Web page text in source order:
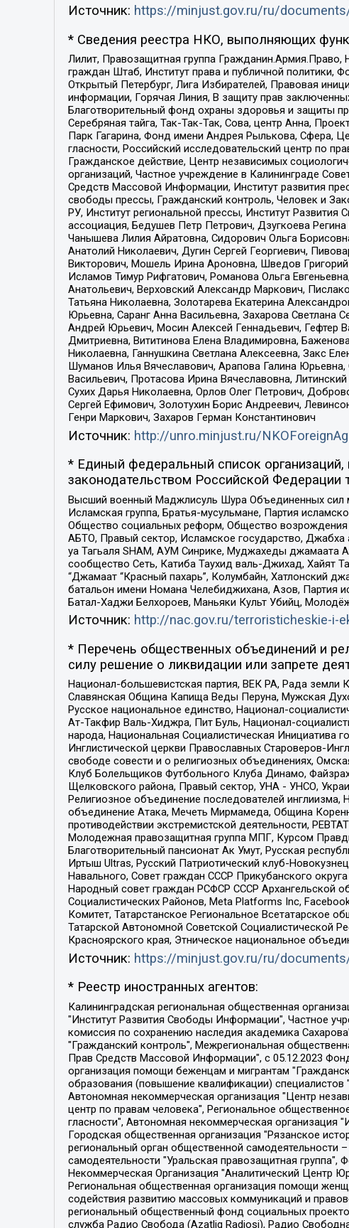
Источник: https://minjust.gov.ru/ru/
* Сведения реестра НКО, выполняющих
Лилит, Правозащитная группа
граждан Штаб, Институт права и публичной
Открытый Петербург, Лига Избирателей, Правовая
информации, Горячая Линия, В защиту прав
Благотворительный фонд охраны здоровья и защиты
Серебряная тайга, Так-Так-Так, Сова, центр Анна,
Парк Гагарина, Фонд имени Андрея Рылькова, Сфера,
гласности, Российский исследовательский центр по
Гражданское действие, Центр независимых
организаций, Частное учреждение в Калининграде
Средств Массовой Информации, Институт развития
свободы прессы, Гражданский контроль, Человек и
РУ, Институт региональной прессы, Институт
ассоциация, Бедушев Петр Петрович, Дзугкоева
Чанышева Лилия Айратовна, Сидорович Ольга
Анатолий Николаевич, Дугин Сергей Георгиевич,
Викторович, Мошель Ирина Ароновна, Шведов
Исламов Тимур Рифгатович, Романова Ольга
Анатольевич, Верховский Александр Маркович,
Татьяна Николаевна, Золотарева Екатерина
Юрьевна, Саранг Анна Васильевна, Захарова
Андрей Юрьевич, Мосин Алексей Геннадьевич, Гефтер
Дмитриевна, Вититинова Елена Владимировна,
Николаевна, Ганнушкина Светлана Алексеевна, Закс
Шуманов Илья Вячеславович, Арапова Галина
Васильевич, Протасова Ирина Вячеславовна,
Сухих Дарья Николаевна, Орлов Олег Петрович,
Сергей Ефимович, Золотухин Борис Андреевич,
Генри Маркович, Захаров Герман Константинович
Источник: http://unro.minjust.ru/
* Единый федеральный список организаций,
законодательством Российской Федерации
Высший военный Маджлисуль Шура Объединенных сил
Исламская группа, Братья-мусульмане, Партия
Общество социальных реформ, Общество
АБТО, Правый сектор, Исламское государство,
уа Тагьаля SHAM, АУМ Синрике, Муджахеды джамаата
сообщество Сеть, Катиба Таухид валь-Джихад, Хайят
“Джамаат “Красный пахарь”, Колумбайн, Хатлонский
батальон имени Номана Челебиджихана, Азов, Партия
Батал-Хаджи Белхороев, Маньяки Культ Убийц,
Источник: http://nac.gov.ru/terroristicheskie-i-
* Перечень общественных объединений и
силу решение о ликвидации или запрете
Национал-большевистская партия, ВЕК РА, Рада
Славянская Община Капища Веды Перуна, Мужская
Русское национальное единство, Национал-
Ат-Такфир Валь-Хиджра, Пит Буль, Национал-
народа, Национальная Социалистическая Инициатива
Инглистической церкви Православных Староверов-
свободе совести и о религиозных объединениях,
Клуб Болельщиков Футбольного Клуба Динамо,
Щелковского района, Правый сектор, УНА - УНСО,
Религиозное объединение последователей
объединение Атака, Мечеть Мирмамеда, Община
противодействии экстремистской деятельности,
Молодежная правозащитная группа МПГ, Курсом
Благотворительный пансионат Ак Умут, Русская
Иртыш Ultras, Русский Патриотический клуб-
Навального, Совет граждан СССР Прикубанского
Народный совет граждан РСФСР СССР Архангельской
Социалистических Районов, Meta Platforms Inc,
Комитет, Татарстанское Региональное Всетатарское
Татарской Автономной Советской Социалистической
Красноярского края, Этническое национальное
Источник: https://minjust.gov.ru/ru/
* Реестр иностранных агентов:
Калининградская региональная общественная организация "Экозащита!-Женсовет", Фонд содействия защите прав и свобод граждан "Общественный вердикт", Фонд "Институт Развития Свободы Информации", Частное учреждение "Информационное агентство МЕМО. РУ", Региональная общественная организация "Общественная комиссия по сохранению наследия академика Сахарова", Фонд поддержки свободы прессы, Санкт-Петербургская общественная правозащитная организация "Гражданский контроль", Межрегиональная общественная организация "Информационно-просветительский центр "Мемориал", Региональный Фонд "Центр Защиты Прав Средств Массовой Информации", с 05.12.2023 Фонд "Центр Защиты Прав Средств массовой информации", Региональная общественная благотворительная организация помощи беженцам и мигрантам "Гражданское содействие", Негосударственное образовательное учреждение дополнительного профессионального образования (повышение квалификации) специалистов "АКАДЕМИЯ ПО ПРАВАМ ЧЕЛОВЕКА", Свердловская региональная общественная организация "Сутяжник", Автономная некоммерческая организация "Центр независимых социологических исследований", Союз общественных объединений "Российский исследовательский центр по правам человека", Региональное общественное учреждение научно-информационный центр "МЕМОРИАЛ", Некоммерческая организация "Фонд защиты гласности", Автономная некоммерческая организация "Институт прав человека", Городская общественная организация "Екатеринбургское общество "МЕМОРИАЛ", Городская общественная организация "Рязанское историко-просветительское и правозащитное общество "Мемориал" (Рязанский Мемориал), Челябинский региональный орган общественной самодеятельности – женское общественное объединение "Женщины Евразии", Челябинский региональный орган общественной самодеятельности "Уральская правозащитная группа", Фонд содействия защите здоровья и социальной справедливости имени Андрея Рылькова, Автономная Некоммерческая Организация "Аналитический Центр Юрия Левады", Автономная некоммерческая организация социальной поддержки населения "Проект Апрель", Региональная общественная организация помощи женщинам и детям, находящимся в кризисной ситуации "Информационно-методический центр "Анна", Фонд содействия развитию массовых коммуникаций и правовому просвещению "Так-так-Так", Фонд содействия устойчивому развитию "Серебряная тайга", Свердловский региональный общественный фонд социальных проектов "Новое время", "Idel.Реалии", Кавказ.Реалии, Крым.Реалии, Телеканал Настоящее Время, Татаро-башкирская служба Радио Свобода (Azatliq Radiosi), Радио Свободная Европа/Радио Свобода (PCE/PC), "Сибирь.Реалии", "Фактограф", Благотворительный фонд помощи осужденным и их семьям, Автономная некоммерческая организация "Институт глобализации и социальных движений", Фонд "В защиту прав заключенных", Частное учреждение "Центр поддержки и содействия развитию средств массовой информации", Пензенский региональный общественный благотворительный фонд "Гражданский союз", "Север.Реалии", Некоммерческая организация Фонд "Правовая инициатива", Общество с ограниченной ответственностью "Радио Свободная Европа/Радио Свобода", Чешское информационное агентство "MEDIUM-ORIENT", Красноярская региональная общественная организация "Мы против СПИДа", Камалягин Денис Николаевич, Маркелов Сергей